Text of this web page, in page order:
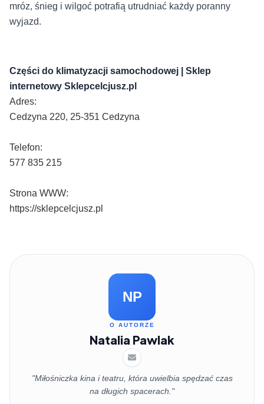
mróz, śnieg i wilgoć potrafią utrudniać każdy poranny
wyjazd.
Części do klimatyzacji samochodowej | Sklep
internetowy Sklepcelcjusz.pl
Adres:
Cedzyna 220, 25-351 Cedzyna
Telefon:
577 835 215
Strona WWW:
https://sklepcelcjusz.pl
NP
O AUTORZE
Natalia Pawlak
"Miłośniczka kina i teatru, która uwielbia spędzać czas
na długich spacerach."